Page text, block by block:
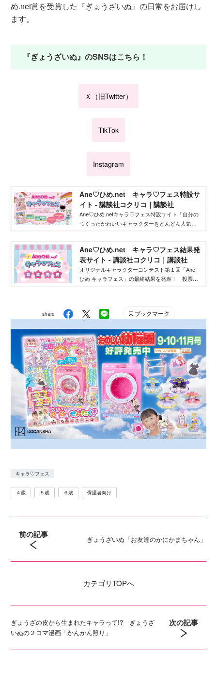
め.net賞を受賞した『ぎょうざいぬ』の日常をお届けし
ます。
『ぎょうざいぬ』のSNSはこちら！
Ｘ（旧Twitter）
TikTok
Instagram
Ane♡ひめ.net キャラ♡フェス特設サ
イト - 講談社コクリコ｜講談社
Ane♡ひめ.netキャラ♡フェス特設サイト「自分の
つくったかわいいキャラクターをどんどん人気者
作りたいクリエイターを応援するイベントです！
Ane♡ひめ.net キャラ♡フェス結果発
表サイト - 講談社コクリコ｜講談社
オリジナルキャラクターコンテスト第１回「Ane
ひめ キャラフェス」の最終結果を発表！ 投票結
share ブックマーク
キャラ♡フェス
４歳 ５歳 ６歳 保護者向け
前の記事 ぎょうざいぬ「お友達のかにかまちゃん」
カテゴリTOPへ
ぎょうざの皮から生まれたキャラって!? ぎょうざ
いぬの２コマ漫画「かんかん照り」
次の記事